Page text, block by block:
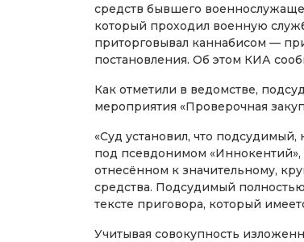
средств бывшего
который проходил военную
приторговывал каннабисом —
постановления. Об этом КИА
Как отметили в ведомстве,
мероприятия «Проверочная
«Суд установил, что
под псевдонимом «Иннокентий»,
отнесённом к значительному,
средства. Подсудимый
тексте приговора, который
Учитывая совокупность